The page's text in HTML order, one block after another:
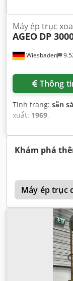
Wiesbaden
Máy ép trục
AGEO DP
Thông
Tình trạng: sẵn
xuất: 1969,
Khám phá
Máy ép trục